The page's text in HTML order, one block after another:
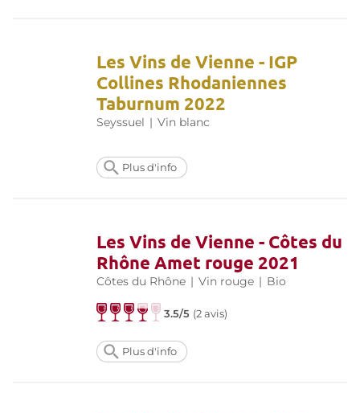
Les Vins de Vienne - IGP
Collines Rhodaniennes
Taburnum 2022
Seyssuel | Vin blanc
Plus d'info
Les Vins de Vienne - Côtes du
Rhône Amet rouge 2021
Côtes du Rhône | Vin rouge | Bio
3.5/5 (2 avis)
Plus d'info